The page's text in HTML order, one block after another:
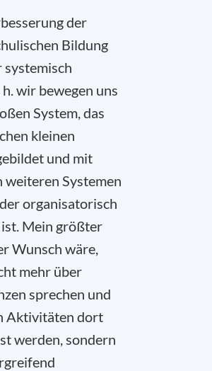
der
Bildung
systemisch
wir bewegen uns
System, das
kleinen
und mit
weiteren Systemen
organisatorisch
Mein größter
Wunsch wäre,
mehr über
sprechen und
Aktivitäten dort
werden, sondern